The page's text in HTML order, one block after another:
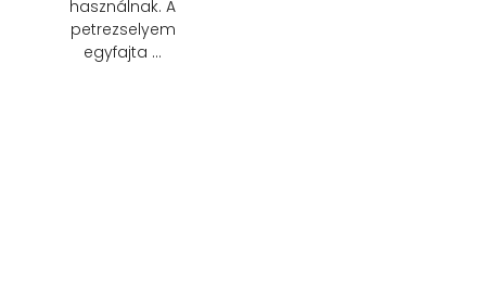
használnak. A
petrezselyem
egyfajta …